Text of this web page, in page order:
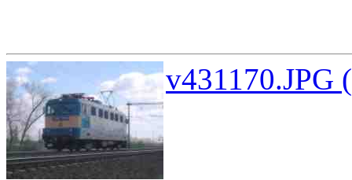
v431170.JPG